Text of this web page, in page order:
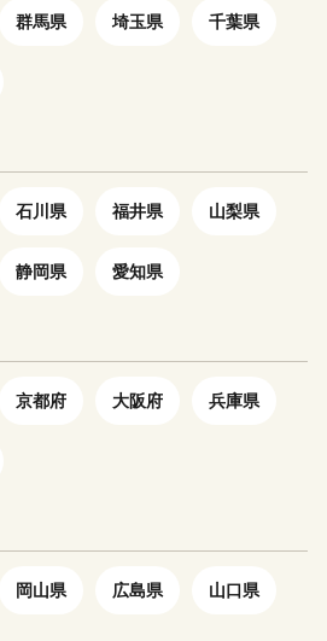
定は
りで
ただ
の
発送
分の
希望
領証
お送
項を
支援お待ちしております。 ー
すようお願いいたします。 ・
いて 天災・天候等の諸事情の
は発送順延、発送不可となる場
合がございます。 発送不可と
なった場合には別の返礼品を代
のご都合でお受け取りできなか
った場合の再送はいたしかねま
群馬県 埼玉県 千葉県
石川県 福井県 山梨県
静岡県 愛知県
京都府 大阪府 兵庫県
岡山県 広島県 山口県